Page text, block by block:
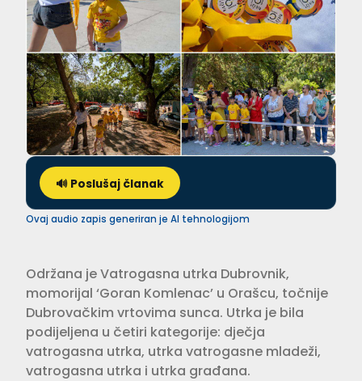
🔊 Poslušaj članak
Ovaj audio zapis generiran je AI tehnologijom
Održana je Vatrogasna utrka Dubrovnik,
momorijal ‘Goran Komlenac’ u Orašcu, točnije
Dubrovačkim vrtovima sunca. Utrka je bila
podijeljena u četiri kategorije: dječja
vatrogasna utrka, utrka vatrogasne mladeži,
vatrogasna utrka i utrka građana.